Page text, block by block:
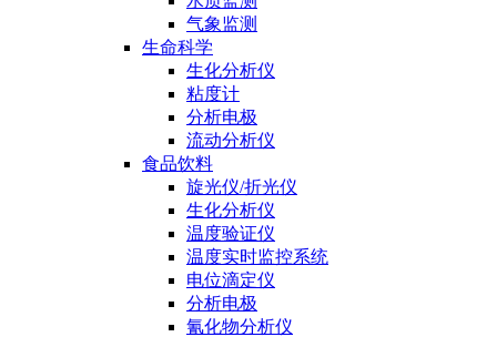
气象监测
生命科学
生化分析仪
粘度计
分析电极
流动分析仪
食品饮料
旋光仪/折光仪
生化分析仪
温度验证仪
温度实时监控系统
电位滴定仪
分析电极
氰化物分析仪